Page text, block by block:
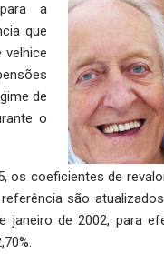
a
que
velhice
de
o
os coeficientes de
são
janeiro de 2002, para